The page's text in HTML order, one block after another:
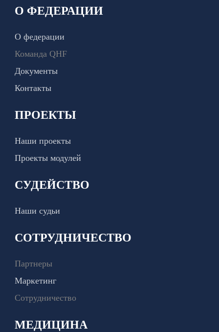
О ФЕДЕРАЦИИ
О федерации
Команда QHF
Документы
Контакты
ПРОЕКТЫ
Наши проекты
Проекты модулей
СУДЕЙСТВО
Наши судьи
СОТРУДНИЧЕСТВО
Партнеры
Маркетинг
Сотрудничество
МЕДИЦИНА